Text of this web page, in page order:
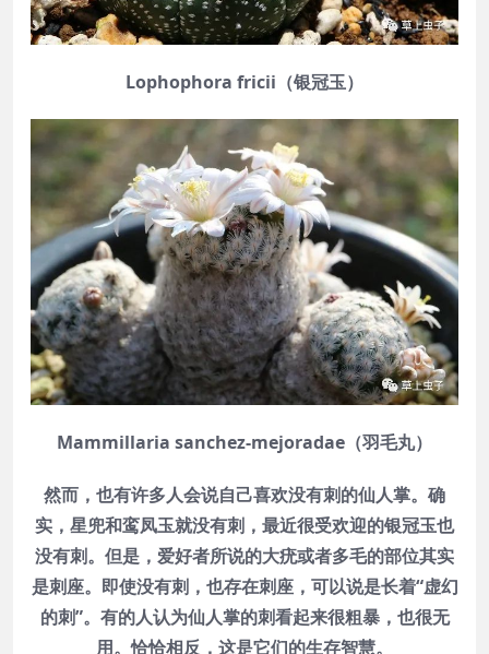
Lophophora fricii（银冠玉）
Mammillaria sanchez-mejoradae（羽毛丸）
然而，也有许多人会说自己喜欢没有刺的仙人掌。确
实，星兜和鸾凤玉就没有刺，最近很受欢迎的银冠玉也
没有刺。但是，爱好者所说的大疣或者多毛的部位其实
是刺座。即使没有刺，也存在刺座，可以说是长着“虚幻
的刺”。有的人认为仙人掌的刺看起来很粗暴，也很无
用。恰恰相反，这是它们的生存智慧。